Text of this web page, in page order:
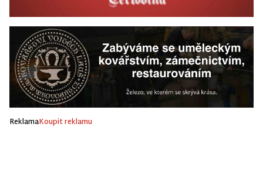
ReklamaKoupit reklamu